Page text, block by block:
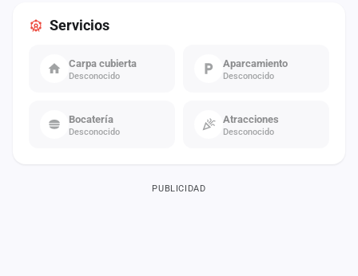
Servicios
Carpa cubierta
Desconocido
Aparcamiento
Desconocido
Bocatería
Desconocido
Atracciones
Desconocido
PUBLICIDAD